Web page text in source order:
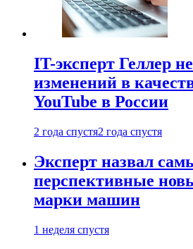
IT-эксперт Геллер
изменений в
YouTube в России
2 года спустя2 года спустя
Эксперт назвал
перспективные
марки машин
1 неделя спустя